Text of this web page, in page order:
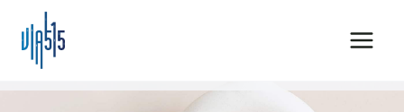
Saltar
contenido